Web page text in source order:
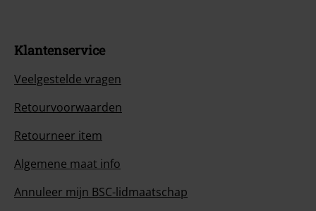
Klantenservice
Veelgestelde vragen
Retourvoorwaarden
Retourneer item
Algemene maat info
Annuleer mijn BSC-lidmaatschap